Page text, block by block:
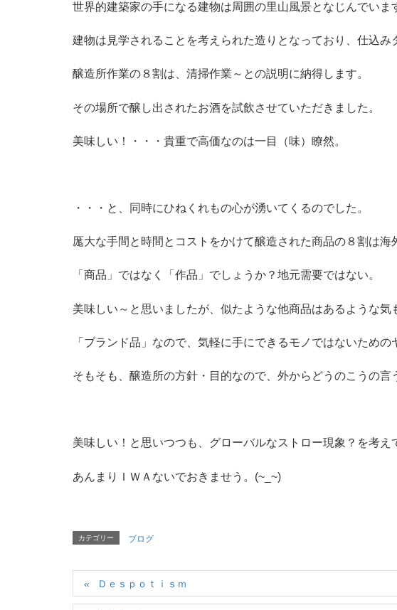
世界的建築家の手になる建物は周囲の里山風景となじんでいま
建物は見学されることを考えられた造りとなっており、仕込み
醸造所作業の８割は、清掃作業～との説明に納得します。
その場所で醸し出されたお酒を試飲させていただきました。
美味しい！・・・貴重で高価なのは一目（味）瞭然。
・・・と、同時にひねくれもの心が湧いてくるのでした。
厖大な手間と時間とコストをかけて醸造された商品の８割は海
「商品」ではなく「作品」でしょうか？地元需要ではない。
美味しい～と思いましたが、似たような他商品はあるような気
「ブランド品」なので、気軽に手にできるモノではないための
そもそも、醸造所の方針・目的なので、外からどうのこうの言
美味しい！と思いつつも、グローバルなストロー現象？を考え
あんまりＩＷＡないでおきませう。(~_~)
カテゴリー ブログ
Ｄｅｓｐｏｔｉｓｍ